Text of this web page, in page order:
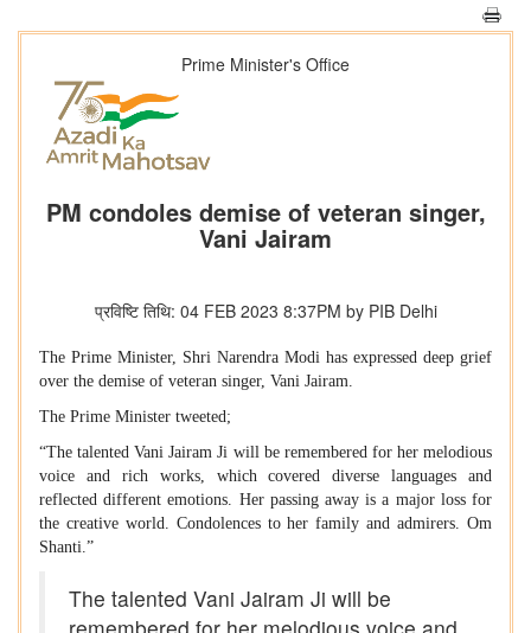
Prime Minister's Office
PM condoles demise of veteran singer,
Vani Jairam
प्रविष्टि तिथि: 04 FEB 2023 8:37PM by PIB Delhi
The Prime Minister, Shri Narendra Modi has expressed deep grief
over the demise of veteran singer, Vani Jairam.
The Prime Minister tweeted;
“The talented Vani Jairam Ji will be remembered for her melodious
voice and rich works, which covered diverse languages and
reflected different emotions. Her passing away is a major loss for
the creative world. Condolences to her family and admirers. Om
Shanti.”
The talented Vani Jairam Ji will be